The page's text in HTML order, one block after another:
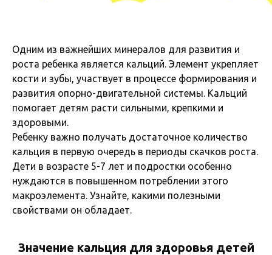
Одним из важнейших минералов для развития и
роста ребенка является кальций. Элемент укрепляет
кости и зубы, участвует в процессе формирования и
развития опорно-двигательной системы. Кальций
помогает детям расти сильными, крепкими и
здоровыми.
Ребенку важно получать достаточное количество
кальция в первую очередь в периоды скачков роста.
Дети в возрасте 5-7 лет и подростки особенно
нуждаются в повышенном потреблении этого
макроэлемента. Узнайте, какими полезными
свойствами он обладает.
Значение кальция для здоровья детей